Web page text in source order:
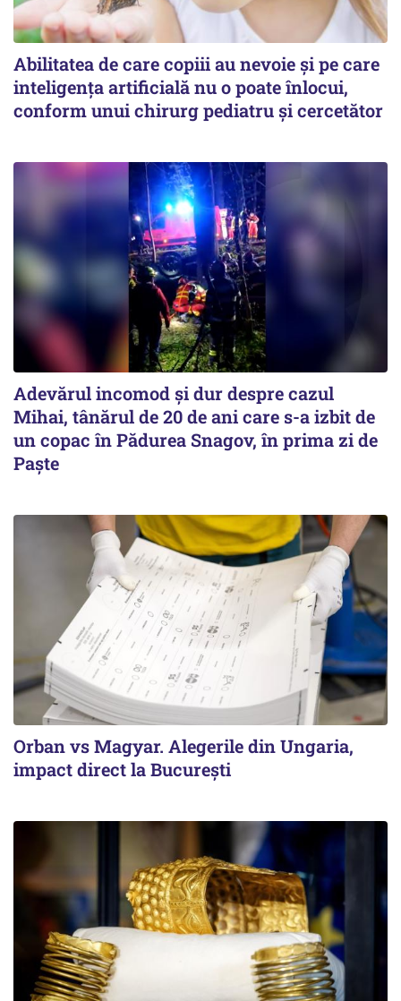
Abilitatea de care copiii au nevoie și pe care
inteligența artificială nu o poate înlocui,
conform unui chirurg pediatru și cercetător
Adevărul incomod și dur despre cazul
Mihai, tânărul de 20 de ani care s-a izbit de
un copac în Pădurea Snagov, în prima zi de
Paște
Orban vs Magyar. Alegerile din Ungaria,
impact direct la Bucureşti